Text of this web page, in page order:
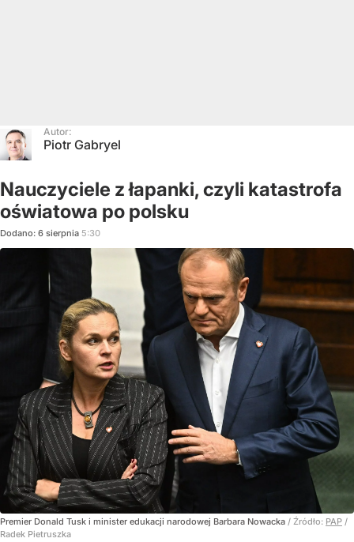
Autor:
Piotr Gabryel
Nauczyciele z łapanki, czyli katastrofa
oświatowa po polsku
Dodano: 6 sierpnia 5:30
Premier Donald Tusk i minister edukacji narodowej Barbara Nowacka / Źródło: PAP /
Radek Pietruszka